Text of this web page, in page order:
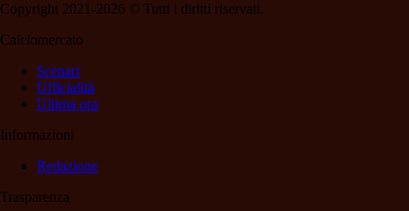
Copyright 2021-2026 © Tutti i diritti riservati.
Calciomercato
Scenari
Ufficialità
Ultima ora
Informazioni
Redazione
Trasparenza